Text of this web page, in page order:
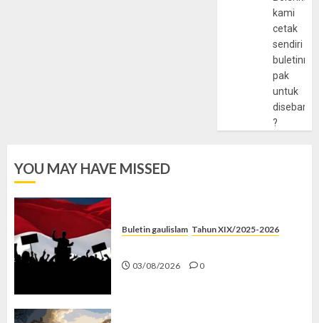
kami
cetak
sendiri
pak
untuk
?
YOU MAY HAVE MISSED
Buletin gaulislam Tahun XIX/2025-2026
03/08/2026 0